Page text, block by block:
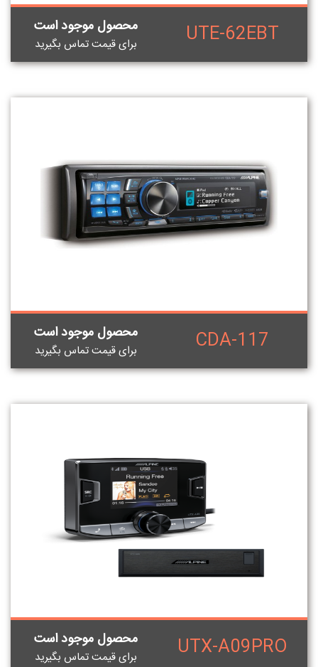
UTE-62EBT محصول موجود است
برای قيمت تماس بگيريد
CDA-117 محصول موجود است
برای قيمت تماس بگيريد
UTX-A09PRO محصول موجود است
برای قيمت تماس بگيريد